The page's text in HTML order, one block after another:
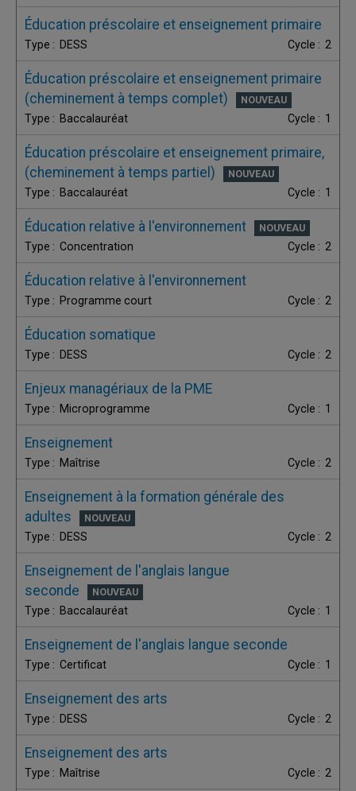
Éducation préscolaire et enseignement primaire
DESS 2
Éducation préscolaire et enseignement primaire
(cheminement à temps complet)
Baccalauréat 1
Éducation préscolaire et enseignement primaire,
(cheminement à temps partiel)
Baccalauréat 1
Éducation relative à l'environnement
Concentration 2
Éducation relative à l'environnement
Programme court 2
Éducation somatique
DESS 2
Enjeux managériaux de la PME
Microprogramme 1
Enseignement
Maîtrise 2
Enseignement à la formation générale des
adultes
DESS 2
Enseignement de l'anglais langue
seconde
Baccalauréat 1
Enseignement de l'anglais langue seconde
Certificat 1
Enseignement des arts
DESS 2
Enseignement des arts
Maîtrise 2